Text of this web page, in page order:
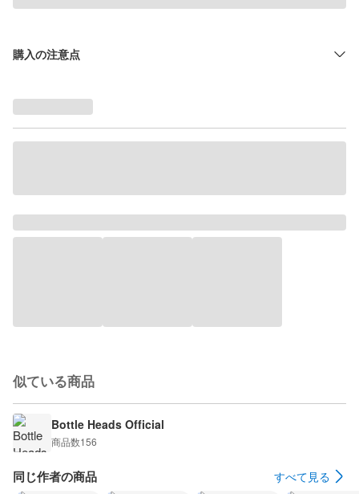
購入の注意点
似ている商品
Bottle Heads Official
商品数156
同じ作者の商品 すべて見る